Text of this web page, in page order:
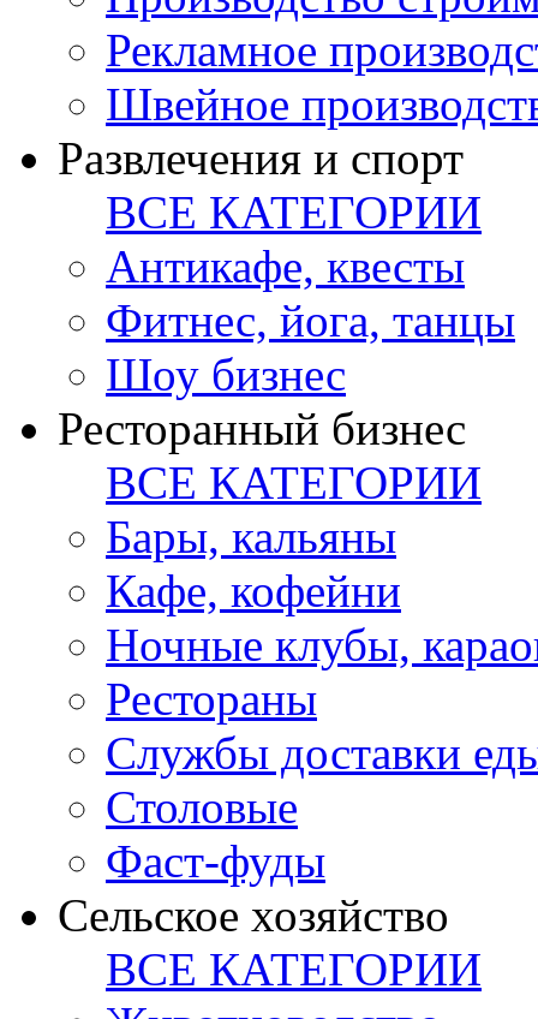
Рекламное
Швейное
Развлечения и спорт
ВСЕ КАТЕГОРИИ
Антикафе, квесты
Фитнес, йога, танцы
Шоу бизнес
Ресторанный бизнес
ВСЕ КАТЕГОРИИ
Бары, кальяны
Кафе, кофейни
Ночные клубы,
Рестораны
Службы доставки
Столовые
Фаст-фуды
Сельское хозяйство
ВСЕ КАТЕГОРИИ